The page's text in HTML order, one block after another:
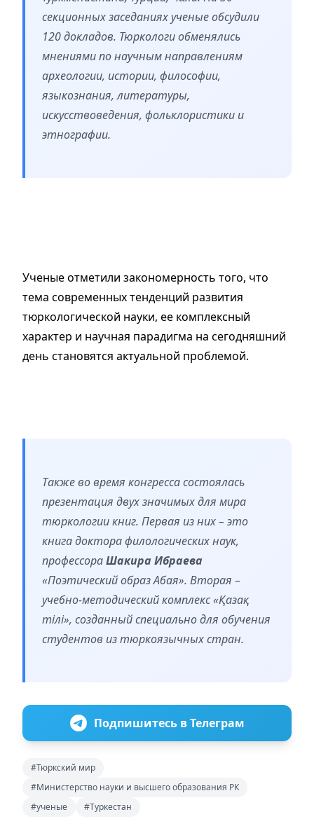
секционных заседаниях ученые обсудили
120 докладов. Тюркологи обменялись
мнениями по научным направлениям
археологии, истории, философии,
языкознания, литературы,
искусствоведения, фольклористики и
этнографии.
Ученые отметили закономерность того, что
тема современных тенденций развития
тюркологической науки, ее комплексный
характер и научная парадигма на сегодняшний
день становятся актуальной проблемой.
Также во время конгресса состоялась
презентация двух значимых для мира
тюркологии книг. Первая из них – это
книга доктора филологических наук,
профессораШакира Ибраева
«Поэтический образ Абая». Вторая –
учебно-методический комплекс «Қазақ
тілі», созданный специально для обучения
студентов из тюркоязычных стран.
Подпишитесь в Телеграм
#Тюркский мир
#Министерство науки и высшего образования РК
#ученые
#Туркестан